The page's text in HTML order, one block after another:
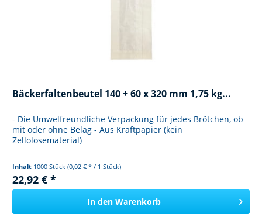
Bäckerfaltenbeutel 140 + 60 x 320 mm 1,75 kg...
- Die Umwelfreundliche Verpackung für jedes Brötchen, ob
mit oder ohne Belag - Aus Kraftpapier (kein
Zellolosematerial)
Inhalt 1000 Stück(0,02 € * / 1 Stück)
22,92 € *
In den Warenkorb